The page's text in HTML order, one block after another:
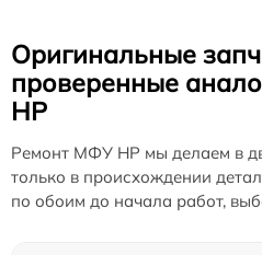
Оригинальные
проверенные
HP
Ремонт МФУ HP мы делаем в
только в происхождении
по обоим до начала работ,